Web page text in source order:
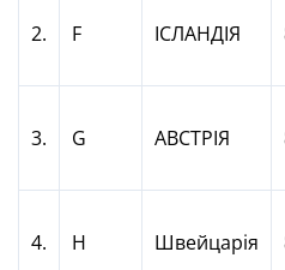
2. F ІСЛАНДІЯ
3. G АВСТРІЯ
4. H Швейцарія